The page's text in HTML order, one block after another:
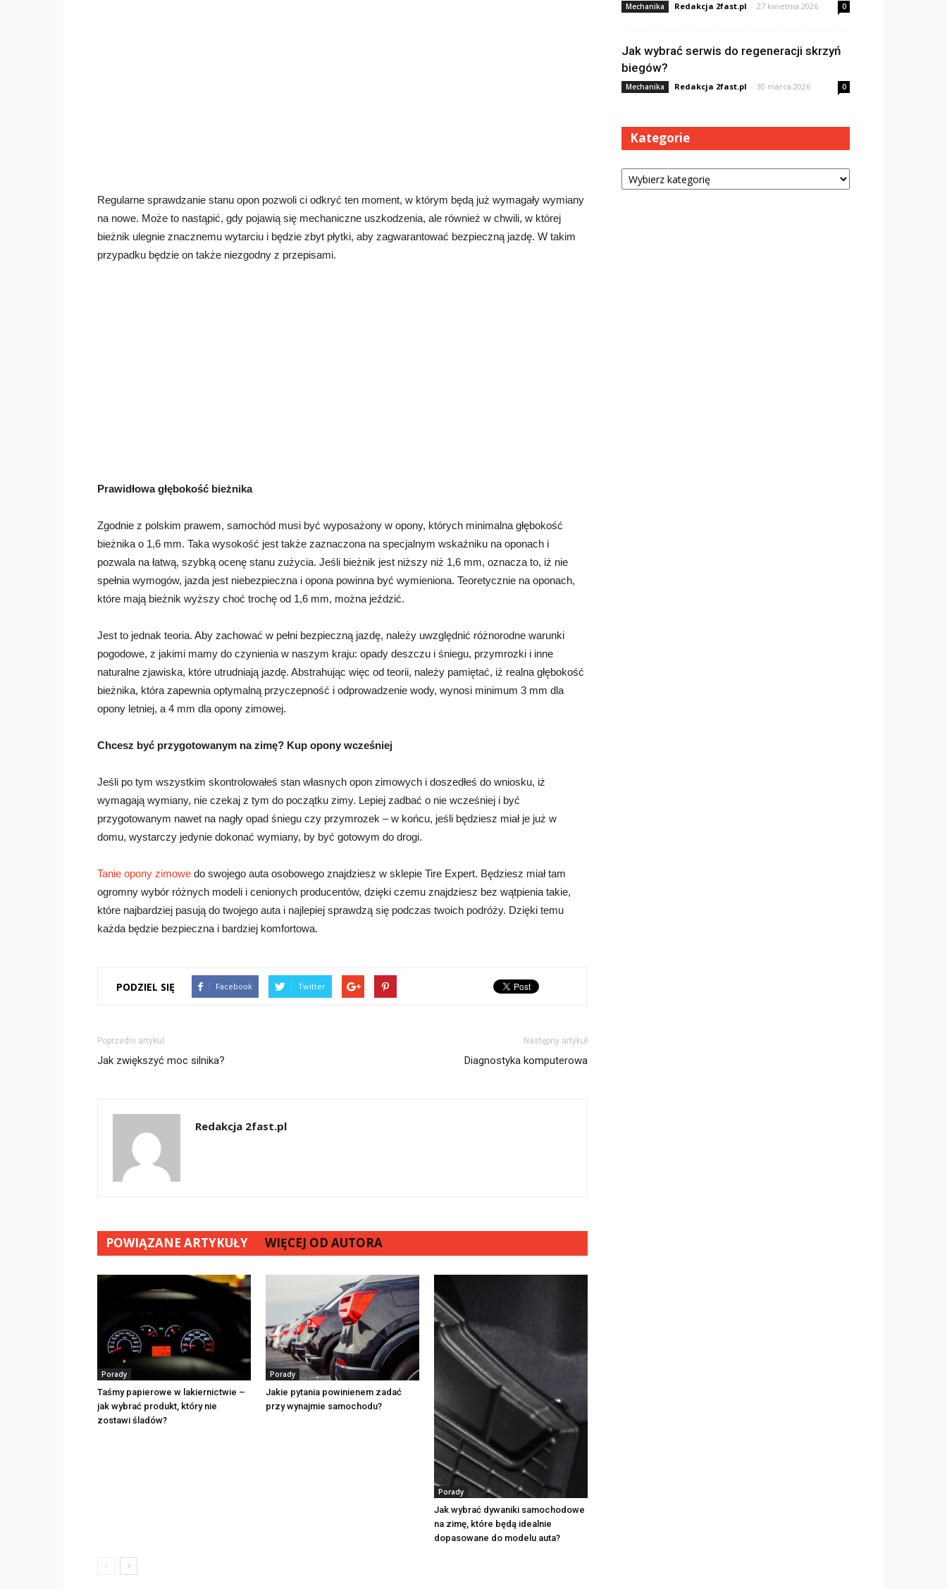
Regularne sprawdzanie stanu opon pozwoli ci odkryć ten moment, w którym będą już wymagały wymiany
na nowe. Może to nastąpić, gdy pojawią się mechaniczne uszkodzenia, ale również w chwili, w której
bieżnik ulegnie znacznemu wytarciu i będzie zbyt płytki, aby zagwarantować bezpieczną jazdę. W takim
przypadku będzie on także niezgodny z przepisami.
Prawidłowa głębokość bieżnika
Zgodnie z polskim prawem, samochód musi być wyposażony w opony, których minimalna głębokość
bieżnika o 1,6 mm. Taka wysokość jest także zaznaczona na specjalnym wskaźniku na oponach i
pozwala na łatwą, szybką ocenę stanu zużycia. Jeśli bieżnik jest niższy niż 1,6 mm, oznacza to, iż nie
spełnia wymogów, jazda jest niebezpieczna i opona powinna być wymieniona. Teoretycznie na oponach,
które mają bieżnik wyższy choć trochę od 1,6 mm, można jeździć.
Jest to jednak teoria. Aby zachować w pełni bezpieczną jazdę, należy uwzględnić różnorodne warunki
pogodowe, z jakimi mamy do czynienia w naszym kraju: opady deszczu i śniegu, przymrozki i inne
naturalne zjawiska, które utrudniają jazdę. Abstrahując więc od teorii, należy pamiętać, iż realna głębokość
bieżnika, która zapewnia optymalną przyczepność i odprowadzenie wody, wynosi minimum 3 mm dla
opony letniej, a 4 mm dla opony zimowej.
Chcesz być przygotowanym na zimę? Kup opony wcześniej
Jeśli po tym wszystkim skontrolowałeś stan własnych opon zimowych i doszedłeś do wniosku, iż
wymagają wymiany, nie czekaj z tym do początku zimy. Lepiej zadbać o nie wcześniej i być
przygotowanym nawet na nagły opad śniegu czy przymrozek – w końcu, jeśli będziesz miał je już w
domu, wystarczy jedynie dokonać wymiany, by być gotowym do drogi.
Tanie opony zimowe do swojego auta osobowego znajdziesz w sklepie Tire Expert. Będziesz miał tam
ogromny wybór różnych modeli i cenionych producentów, dzięki czemu znajdziesz bez wątpienia takie,
które najbardziej pasują do twojego auta i najlepiej sprawdzą się podczas twoich podróży. Dzięki temu
każda będzie bezpieczna i bardziej komfortowa.
PODZIEL SIĘ Facebook Twitter
Poprzedni artykuł
Jak zwiększyć moc silnika?
Następny artykuł
Diagnostyka komputerowa
Redakcja 2fast.pl
POWIĄZANE ARTYKUŁY WIĘCEJ OD AUTORA
Porady
Taśmy papierowe w lakiernictwie –
jak wybrać produkt, który nie
zostawi śladów?
Porady
Jakie pytania powinienem zadać
przy wynajmie samochodu?
Porady
Jak wybrać dywaniki samochodowe
na zimę, które będą idealnie
dopasowane do modelu auta?
Mechanika Redakcja 2fast.pl - 27 kwietnia 2026 0
Jak wybrać serwis do regeneracji skrzyń
biegów?
Mechanika Redakcja 2fast.pl - 30 marca 2026 0
Kategorie
Kategorie